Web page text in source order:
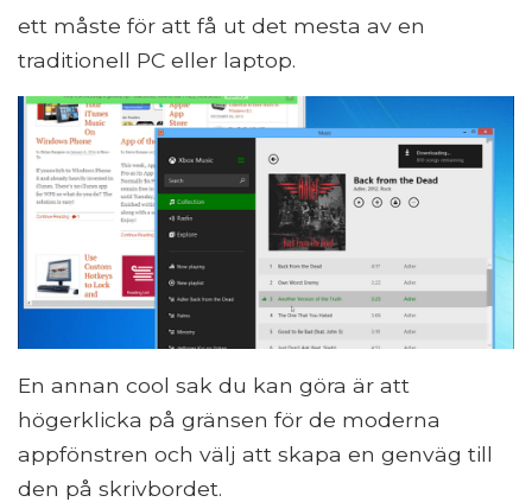
ett måste för att få ut det mesta av en
traditionell PC eller laptop.
En annan cool sak du kan göra är att
högerklicka på gränsen för de moderna
appfönstren och välj att skapa en genväg till
den på skrivbordet.